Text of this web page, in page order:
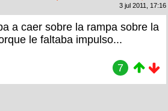
3 jul 2011, 17:16
a caer sobre la rampa sobre la
le faltaba impulso...
7